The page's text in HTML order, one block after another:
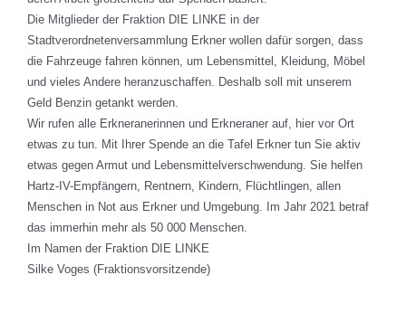
Die Mitglieder der Fraktion DIE LINKE in der
Stadtverordnetenversammlung Erkner wollen dafür sorgen, dass
die Fahrzeuge fahren können, um Lebensmittel, Kleidung, Möbel
und vieles Andere heranzuschaffen. Deshalb soll mit unserem
Geld Benzin getankt werden.
Wir rufen alle Erkneranerinnen und Erkneraner auf, hier vor Ort
etwas zu tun. Mit Ihrer Spende an die Tafel Erkner tun Sie aktiv
etwas gegen Armut und Lebensmittelverschwendung. Sie helfen
Hartz-IV-Empfängern, Rentnern, Kindern, Flüchtlingen, allen
Menschen in Not aus Erkner und Umgebung. Im Jahr 2021 betraf
das immerhin mehr als 50 000 Menschen.
Im Namen der Fraktion DIE LINKE
Silke Voges (Fraktionsvorsitzende)